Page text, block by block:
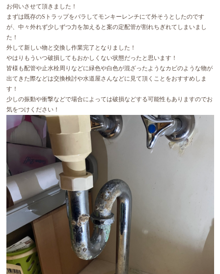
お伺いさせて頂きました！
まずは既存のSトラップをバラしてモンキーレンチにて外そうとしたのです
が、中々外れず少しずつ力を加えると案の定配管が割れちぎれてしまいまし
た！
外して新しい物と交換し作業完了となりました！
やはりもういつ破損してもおかしくない状態だったと思います！
皆様も配管や止水栓周りなどに緑色や白色が混ざったようなカビのような物が
出てきた際などは交換検討や水道屋さんなどに見て頂くことをおすすめしま
す！
少しの振動や衝撃などで場合によっては破損などする可能性もありますのでお
気をつけください！